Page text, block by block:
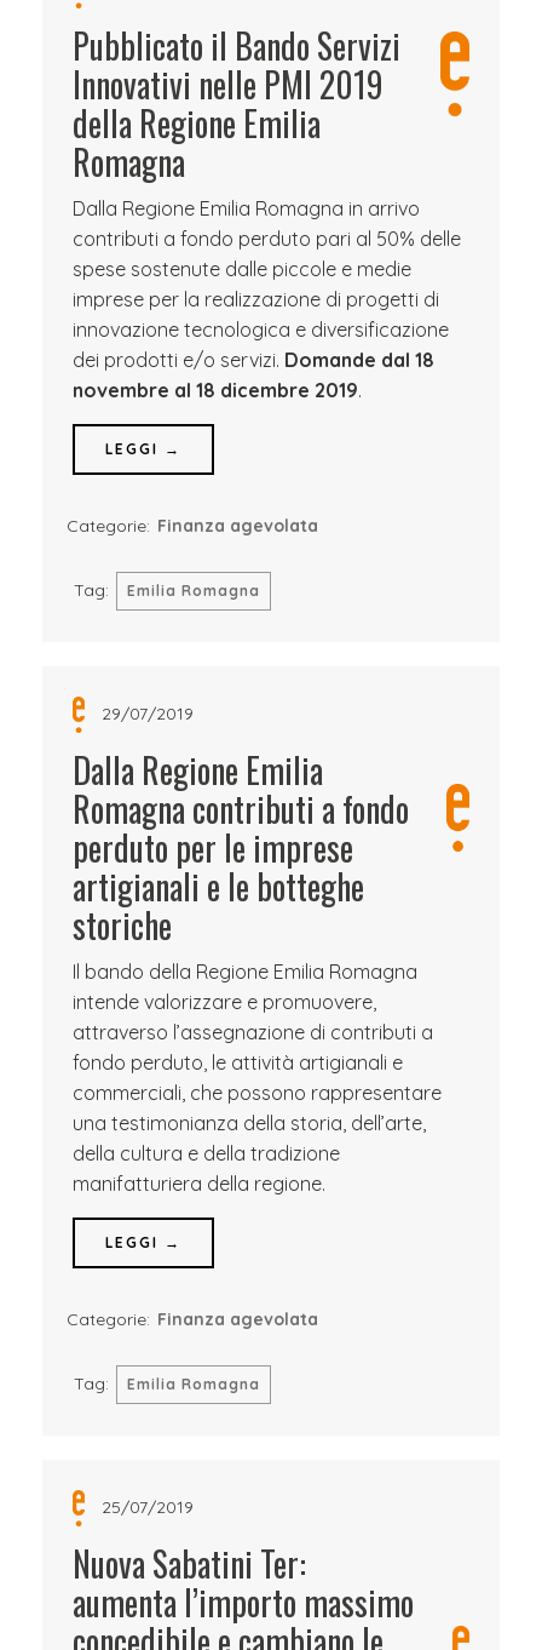
Pubblicato il Bando Servizi
Innovativi nelle PMI 2019
della Regione Emilia
Romagna
Dalla Regione Emilia Romagna in arrivo
contributi a fondo perduto pari al 50% delle
spese sostenute dalle piccole e medie
imprese per la realizzazione di progetti di
innovazione tecnologica e diversificazione
dei prodotti e/o servizi. Domande dal 18
novembre al 18 dicembre 2019.
LEGGI →
Categorie: Finanza agevolata
Tag: Emilia Romagna
29/07/2019
Dalla Regione Emilia
Romagna contributi a fondo
perduto per le imprese
artigianali e le botteghe
storiche
Il bando della Regione Emilia Romagna
intende valorizzare e promuovere,
attraverso l’assegnazione di contributi a
fondo perduto, le attività artigianali e
commerciali, che possono rappresentare
una testimonianza della storia, dell’arte,
della cultura e della tradizione
manifatturiera della regione.
LEGGI →
Categorie: Finanza agevolata
Tag: Emilia Romagna
25/07/2019
Nuova Sabatini Ter:
aumenta l’importo massimo